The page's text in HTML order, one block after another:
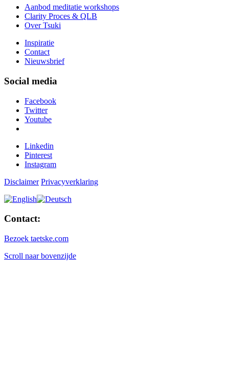
Aanbod meditatie workshops
Clarity Proces & QLB
Over Tsuki
Inspiratie
Contact
Nieuwsbrief
Social media
Facebook
Twitter
Youtube
Linkedin
Pinterest
Instagram
Disclaimer Privacyverklaring
Contact:
Bezoek taetske.com
Scroll naar bovenzijde